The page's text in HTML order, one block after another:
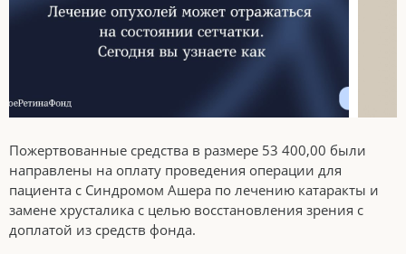
Пожертвованные средства в размере 53 400,00 были
направлены на оплату проведения операции для
пациента с Синдромом Ашера по лечению катаракты и
замене хрусталика с целью восстановления зрения с
доплатой из средств фонда.